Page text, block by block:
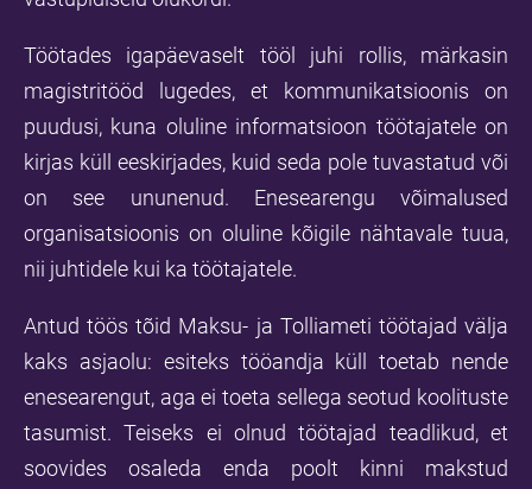
Töötades igapäevaselt tööl juhi rollis, märkasin
magistritööd lugedes, et kommunikatsioonis on
puudusi, kuna oluline informatsioon töötajatele on
kirjas küll eeskirjades, kuid seda pole tuvastatud või
on see ununenud. Enesearengu võimalused
organisatsioonis on oluline kõigile nähtavale tuua,
nii juhtidele kui ka töötajatele.
Antud töös tõid Maksu- ja Tolliameti töötajad välja
kaks asjaolu: esiteks tööandja küll toetab nende
enesearengut, aga ei toeta sellega seotud koolituste
tasumist. Teiseks ei olnud töötajad teadlikud, et
soovides osaleda enda poolt kinni makstud